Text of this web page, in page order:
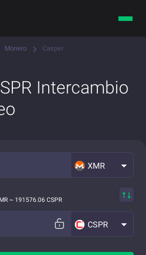
Monero Casper
Intercambio
XMR
~ 191576.06 CSPR
CSPR